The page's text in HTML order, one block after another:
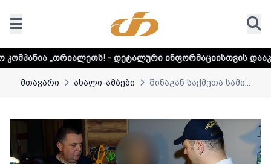
- დეტალური ინფორმაციისთვის დააკლიკეთ ლინკს
მთავარი ახალი-ამბები შინაგან საქმეთა სამი...